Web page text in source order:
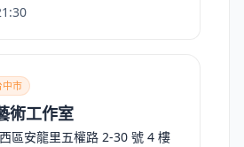
中市
術工作室
區安龍里五權路 2-30 號 4 樓